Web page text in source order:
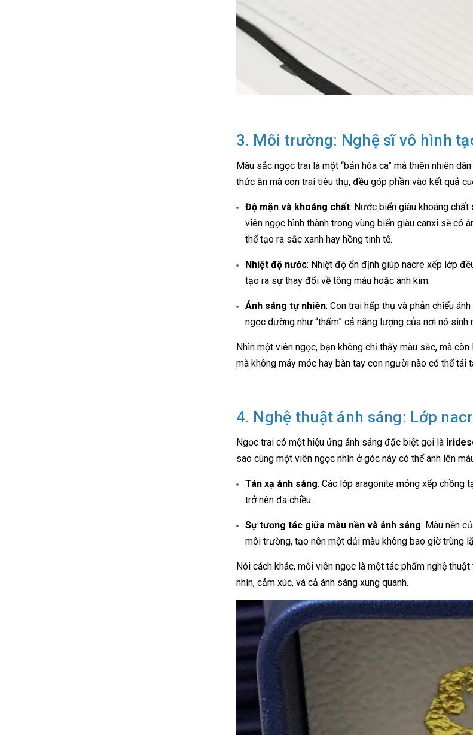
3. Môi trường: Nghệ sĩ vô hình
Màu sắc ngọc trai là một “bản hòa ca” mà thiên nhiên
thức ăn mà con trai tiêu thụ, đều góp phần vào kết quả
Độ mặn và khoáng chất: Nước biển giàu khoáng
viên ngọc hình thành trong vùng biển giàu canxi sẽ có
thể tạo ra sắc xanh hay hồng tinh tế.
Nhiệt độ nước: Nhiệt độ ổn định giúp nacre xếp lớp
tạo ra sự thay đổi về tông màu hoặc ánh kim.
Ánh sáng tự nhiên: Con trai hấp thụ và phản chiếu
ngọc dường như “thấm” cả năng lượng của nơi nó sinh
Nhìn một viên ngọc, bạn không chỉ thấy màu sắc, mà
mà không máy móc hay bàn tay con người nào có thể tái
4. Nghệ thuật ánh sáng: Lớp
Ngọc trai có một hiệu ứng ánh sáng đặc biệt gọi là
sao cùng một viên ngọc nhìn ở góc này có thể ánh lên
Tán xạ ánh sáng: Các lớp aragonite mỏng xếp chồng
trở nên đa chiều.
Sự tương tác giữa màu nền và ánh sáng: Màu nền
môi trường, tạo nên một dải màu không bao giờ trùng
Nói cách khác, mỗi viên ngọc là một tác phẩm nghệ
nhìn, cảm xúc, và cả ánh sáng xung quanh.